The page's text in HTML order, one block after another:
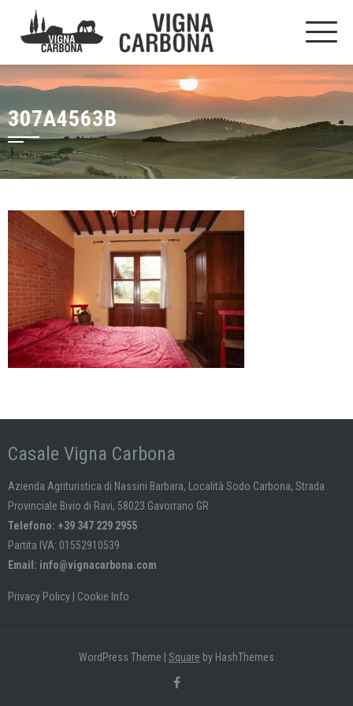
307A4563B
Casale Vigna Carbona
Azienda Agrituristica di Nassini Barbara, Località Sodo Carbona, Strada
Provinciale Bivio di Ravi, 58023 Gavorrano GR
Telefono: +39 347 229 2955
Partita IVA: 01552910539
Email: info@vignacarbona.com
Privacy Policy Cookie Info
WordPress Theme Square by HashThemes